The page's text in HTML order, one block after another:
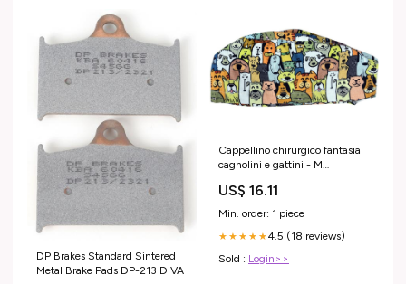
DP Brakes Standard Sintered
Metal Brake Pads DP-213 DIVA
Cappellino chirurgico fantasia
cagnolini e gattini - M
US$ 16.11
Min. order: 1 piece
★★★★★4.5 (18 reviews)
Sold : Login>>